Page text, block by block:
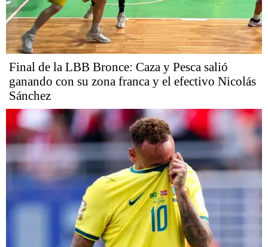
Final de la LBB Bronce: Caza y Pesca salió
ganando con su zona franca y el efectivo Nicolás
Sánchez